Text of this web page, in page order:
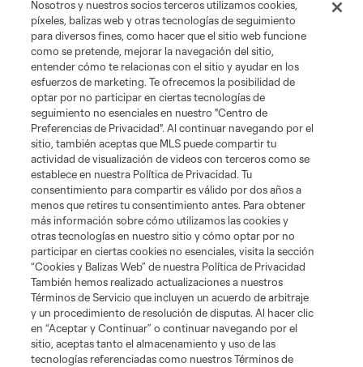
Nosotros y nuestros socios terceros utilizamos cookies,
píxeles, balizas web y otras tecnologías de seguimiento
para diversos fines, como hacer que el sitio web funcione
como se pretende, mejorar la navegación del sitio,
entender cómo te relacionas con el sitio y ayudar en los
esfuerzos de marketing. Te ofrecemos la posibilidad de
optar por no participar en ciertas tecnologías de
seguimiento no esenciales en nuestro "Centro de
Preferencias de Privacidad". Al continuar navegando por el
sitio, también aceptas que MLS puede compartir tu
actividad de visualización de videos con terceros como se
establece en nuestra Política de Privacidad. Tu
consentimiento para compartir es válido por dos años a
menos que retires tu consentimiento antes. Para obtener
más información sobre cómo utilizamos las cookies y
otras tecnologías en nuestro sitio y cómo optar por no
participar en ciertas cookies no esenciales, visita la sección
“Cookies y Balizas Web” de nuestra Política de Privacidad
También hemos realizado actualizaciones a nuestros
Términos de Servicio que incluyen un acuerdo de arbitraje
y un procedimiento de resolución de disputas. Al hacer clic
en “Aceptar y Continuar” o continuar navegando por el
sitio, aceptas tanto el almacenamiento y uso de las
tecnologías referenciadas como nuestros Términos de